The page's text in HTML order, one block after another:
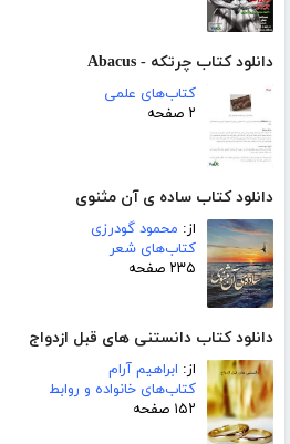
دانلود کتاب چرتکه - Abacus
کتاب‌های علمی
۲ صفحه
دانلود کتاب ساده ی آن مثنوی
از: محمود گودرزی
کتاب‌های شعر
۲۳۵ صفحه
دانلود کتاب دانستنی های قبل ازدواج
از: ابراهیم آرام
کتاب‌های خانواده و روابط
۱۵۲ صفحه